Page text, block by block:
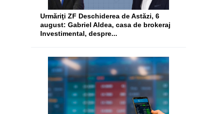
Urmăriţi ZF Deschiderea de Astăzi, 6
august: Gabriel Aldea, casa de brokeraj
Investimental, despre...